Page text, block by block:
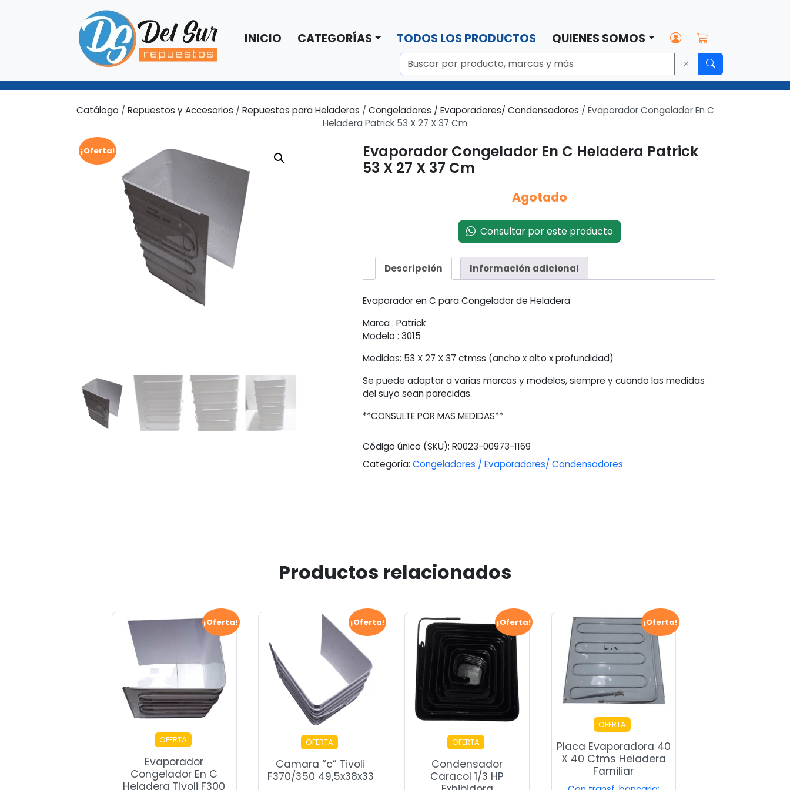
INICIO CATEGORÍAS TODOS LOS PRODUCTOS QUIENES SOMOS
¡Oferta!
Catálogo / Repuestos y Accesorios / Repuestos para Heladeras / Congeladores / Evaporadores/ Condensadores / Evaporador Congelador En C
Heladera Patrick 53 X 27 X 37 Cm
Evaporador Congelador En C Heladera Patrick
53 X 27 X 37 Cm
Agotado
Consultar por este producto
Descripción Información adicional
Evaporador en C para Congelador de Heladera
Marca : Patrick
Modelo : 3015
Medidas: 53 X 27 X 37 ctmss (ancho x alto x profundidad)
Se puede adaptar a varias marcas y modelos, siempre y cuando las medidas
del suyo sean parecidas.
**CONSULTE POR MAS MEDIDAS**
Código único (SKU):R0023-00973-1169
Categoría:Congeladores / Evaporadores/ Condensadores
Productos relacionados
¡Oferta!
OFERTA
Evaporador
Congelador En C
Heladera Tivoli F300
¡Oferta!
OFERTA
Camara “c” Tivoli
F370/350 49,5x38x33
¡Oferta!
OFERTA
Condensador
Caracol 1/3 HP
¡Oferta!
OFERTA
Placa Evaporadora 40
X 40 Ctms Heladera
Familiar